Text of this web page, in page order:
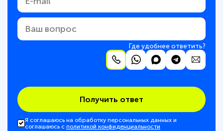
Где удобнее ответить?
Получить ответ
Я соглашаюсь на обработку персональных данных и
соглашаюсь с политикой конфиденциальности